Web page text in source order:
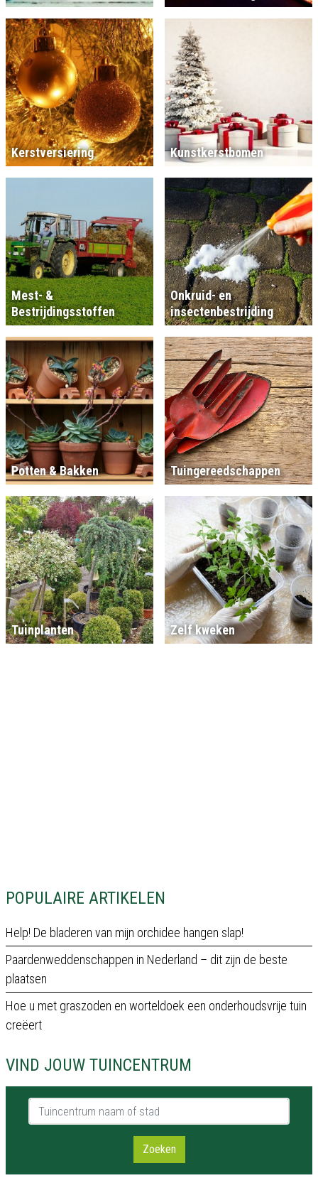
POPULAIRE ARTIKELEN
Help! De bladeren van mijn orchidee hangen slap!
Paardenweddenschappen in Nederland – dit zijn de beste
plaatsen
Hoe u met graszoden en worteldoek een onderhoudsvrije tuin
creëert
VIND JOUW TUINCENTRUM
Tuincentrum naam of stad
Zoeken
Kerstversiering Kunstkerstbomen
Mest- &
Bestrijdingsstoffen
Onkruid- en
insectenbestrijding
Potten & Bakken Tuingereedschappen
Tuinplanten Zelf kweken